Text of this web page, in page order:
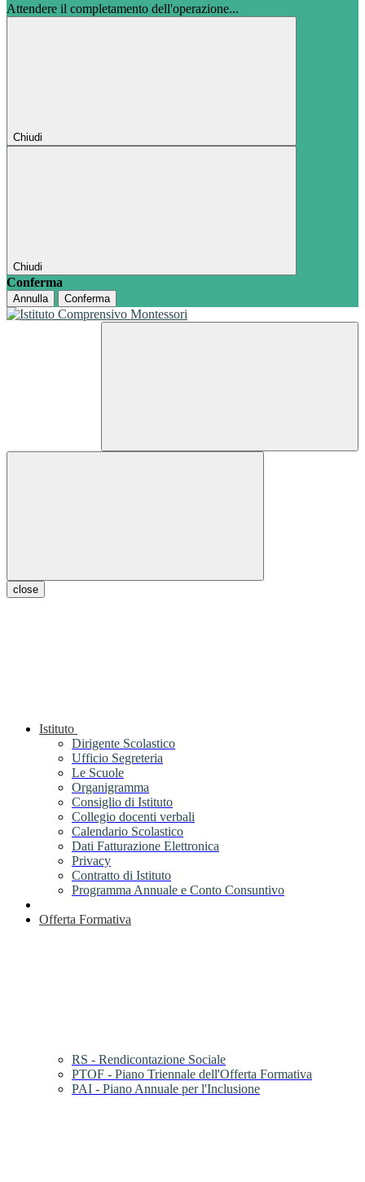
Attendere il completamento dell'operazione...
Chiudi
Chiudi
Conferma
Annulla Conferma
close
Istituto
Dirigente Scolastico
Ufficio Segreteria
Le Scuole
Organigramma
Consiglio di Istituto
Collegio docenti verbali
Calendario Scolastico
Dati Fatturazione Elettronica
Privacy
Contratto di Istituto
Programma Annuale e Conto Consuntivo
Offerta Formativa
RS - Rendicontazione Sociale
PTOF - Piano Triennale dell'Offerta Formativa
PAI - Piano Annuale per l'Inclusione